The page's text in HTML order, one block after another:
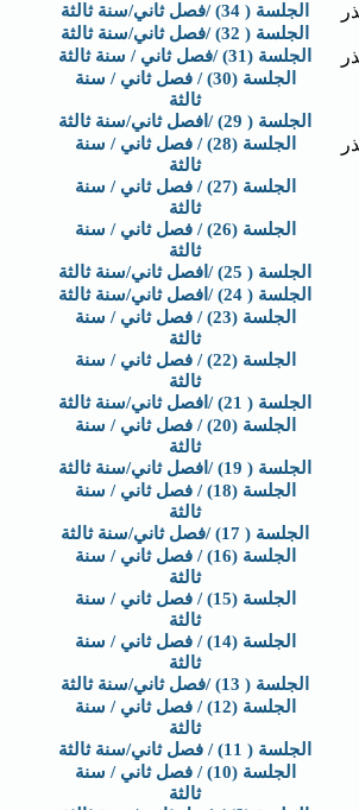
الجلسة ( 34) /فصل ثاني/سنة ثالثة
الجلسة ( 32) /فصل ثاني/سنة ثالثة
الجلسة (31) /فصل ثاني / سنة ثالثة
الجلسة (30) / فصل ثاني / سنة
ثالثة
الجلسة ( 29) /افصل ثاني/سنة ثالثة
الجلسة (28) / فصل ثاني / سنة
ثالثة
الجلسة (27) / فصل ثاني / سنة
ثالثة
الجلسة (26) / فصل ثاني / سنة
ثالثة
الجلسة ( 25) /افصل ثاني/سنة ثالثة
الجلسة ( 24) /افصل ثاني/سنة ثالثة
الجلسة (23) / فصل ثاني / سنة
ثالثة
الجلسة (22) / فصل ثاني / سنة
ثالثة
الجلسة ( 21) /افصل ثاني/سنة ثالثة
الجلسة (20) / فصل ثاني / سنة
ثالثة
الجلسة ( 19) /افصل ثاني/سنة ثالثة
الجلسة (18) / فصل ثاني / سنة
ثالثة
الجلسة ( 17) /فصل ثاني/سنة ثالثة
الجلسة (16) / فصل ثاني / سنة
ثالثة
الجلسة (15) / فصل ثاني / سنة
ثالثة
الجلسة (14) / فصل ثاني / سنة
ثالثة
الجلسة ( 13) /فصل ثاني/سنة ثالثة
الجلسة (12) / فصل ثاني / سنة
ثالثة
الجلسة ( 11) / فصل ثاني/سنة ثالثة
الجلسة (10) / فصل ثاني / سنة
ثالثة